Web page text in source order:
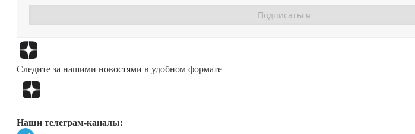
Следите за нашими новостями в удобном формате
Наши телеграм-каналы: